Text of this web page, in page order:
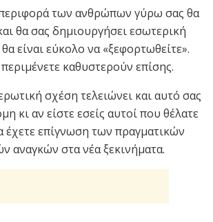
των ανθρώπων γύρω σας θα
θα σας δημιουργήσει εσωτερική
είναι εύκολο να «ξεφορτωθείτε».
καθυστερούν επίσης.
σχέση τελειώνει και αυτό σας
κι αν είστε εσείς αυτοί που θέλατε
επίγνωση των πραγματικών
αναγκών στα νέα ξεκινήματα.